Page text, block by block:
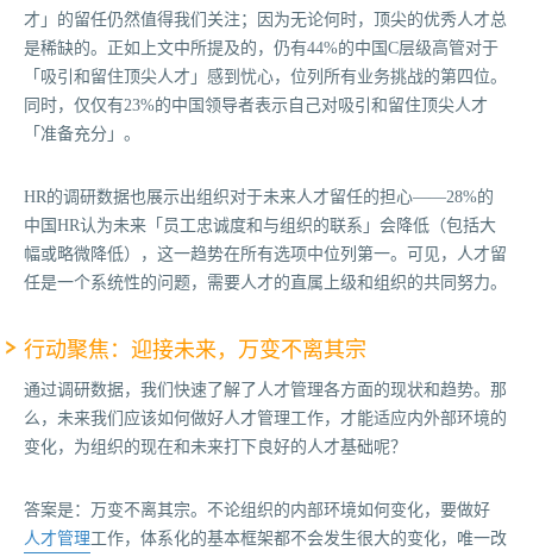
才」的留任仍然值得我们关注；因为无论何时，顶尖的优秀人才总
是稀缺的。正如上文中所提及的，仍有44%的中国C层级高管对于
「吸引和留住顶尖人才」感到忧心，位列所有业务挑战的第四位。
同时，仅仅有23%的中国领导者表示自己对吸引和留住顶尖人才
「准备充分」。
HR的调研数据也展示出组织对于未来人才留任的担心——28%的
中国HR认为未来「员工忠诚度和与组织的联系」会降低（包括大
幅或略微降低），这一趋势在所有选项中位列第一。可见，人才留
任是一个系统性的问题，需要人才的直属上级和组织的共同努力。
行动聚焦：迎接未来，万变不离其宗
通过调研数据，我们快速了解了人才管理各方面的现状和趋势。那
么，未来我们应该如何做好人才管理工作，才能适应内外部环境的
变化，为组织的现在和未来打下良好的人才基础呢？
答案是：万变不离其宗。不论组织的内部环境如何变化，要做好
人才管理工作，体系化的基本框架都不会发生很大的变化，唯一改